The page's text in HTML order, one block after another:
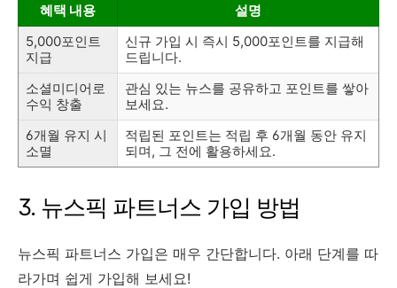
혜택 내용
설명
5,000포인트
지급
신규 가입 시 즉시 5,000포인트를 지급해
드립니다.
소셜미디어로
수익 창출
관심 있는 뉴스를 공유하고 포인트를 쌓아
보세요.
6개월 유지 시
소멸
적립된 포인트는 적립 후 6개월 동안 유지
되며, 그 전에 활용하세요.
3. 뉴스픽 파트너스 가입 방법
뉴스픽 파트너스 가입은 매우 간단합니다. 아래 단계를 따
라가며 쉽게 가입해 보세요!